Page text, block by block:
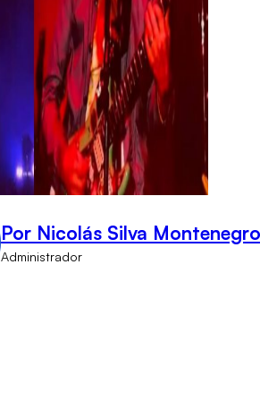
Por Nicolás Silva
Administrador